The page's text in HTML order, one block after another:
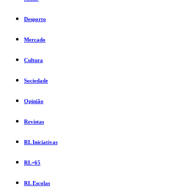
Desporto
Mercado
Cultura
Sociedade
Opinião
Revistas
RL Iniciativas
RL+65
RL Escolas